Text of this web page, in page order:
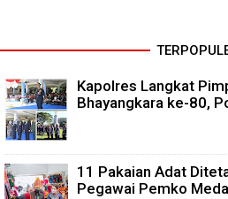
Kapolres Langkat
Bhayangkara ke-80,
11 Pakaian Adat
Pegawai Pemko